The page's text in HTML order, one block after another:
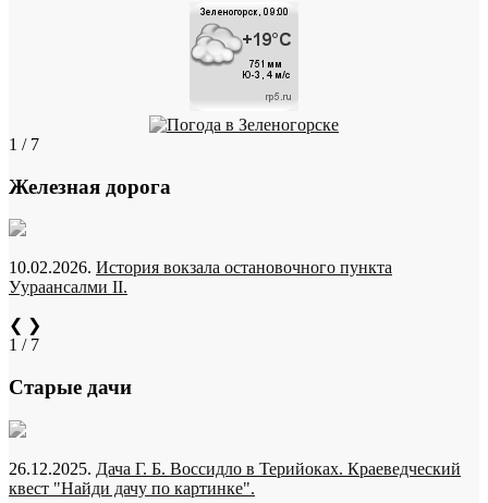
1 / 7
Железная дорога
10.02.2026. История вокзала остановочного пункта
Уураансалми II.
❮ ❯
1 / 7
Старые дачи
26.12.2025. Дача Г. Б. Воссидло в Терийоках. Краеведческий
квест "Найди дачу по картинке".